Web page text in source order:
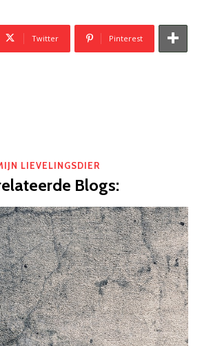
Twitter Pinterest
LIEVELINGSDIER
Blogs: